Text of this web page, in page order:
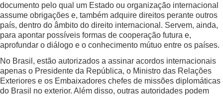
documento pelo qual um Estado ou organização internacional
assume obrigações e, também adquire direitos perante outros
país, dentro do âmbito do direito internacional. Servem, ainda,
para apontar possíveis formas de cooperação futura e,
aprofundar o diálogo e o conhecimento mútuo entre os países.
No Brasil, estão autorizados a assinar acordos internacionais
apenas o Presidente da República, o Ministro das Relações
Exteriores e os Embaixadores chefes de missões diplomáticas
do Brasil no exterior. Além disso, outras autoridades podem